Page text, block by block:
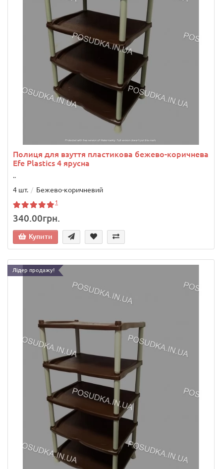
Полиця для взуття пластикова бежево-коричнева
Efe Plastics 4 ярусна
..
4 шт.
Бежево-коричневий
1
340.00грн.
Купити
Лідер продажу!